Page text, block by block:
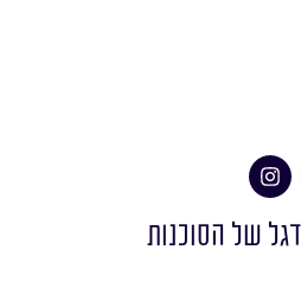
של הסוכנות